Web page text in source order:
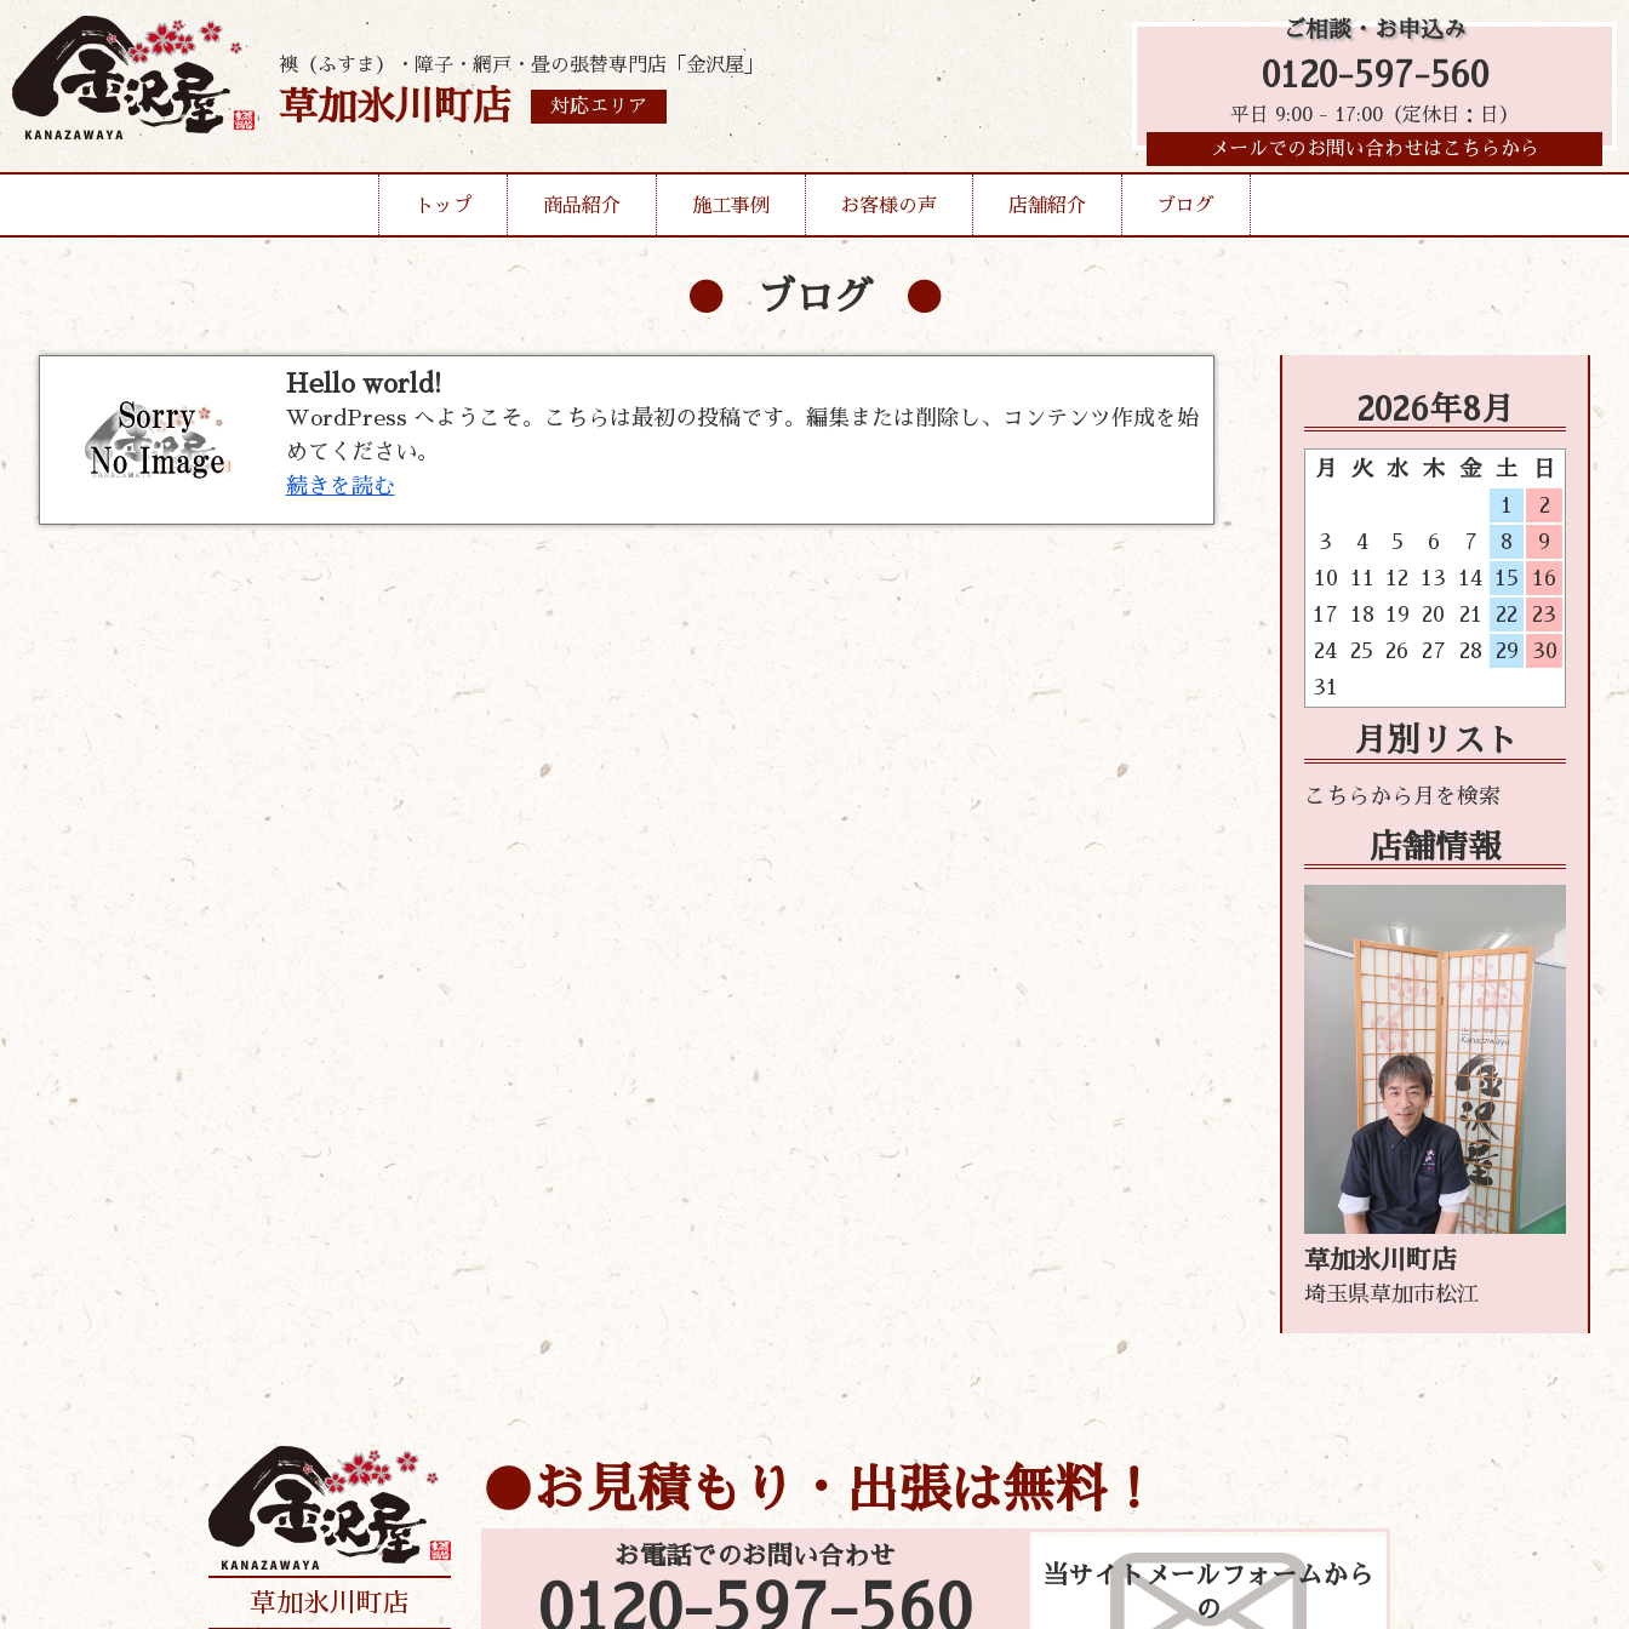
襖（ふすま）・障子・網戸・畳の張替専門店「金沢屋」
草加氷川町店 対応エリア
ご相談・お申込み
0120-597-560
平日 9:00 - 17:00（定休日：日）
メールでのお問い合わせはこちらから
トップ 商品紹介 施工事例 お客様の声 店舗紹介 ブログ
ブログ
Hello world!
WordPress へようこそ。こちらは最初の投稿です。編集または削除し、コンテンツ作成を始
めてください。
続きを読む
2026年8月
月 火 水 木 金 土
日
1
2
3
4 5 6 7 8
9
10
11 12 13 14 15
16
17
18 19 20 21 22
23
24
25 26 27 28 29
30
31
月別リスト
店舗情報
草加氷川町店
埼玉県草加市松江
草加氷川町店
お見積もり・出張は無料！
お電話でのお問い合わせ
0120-597-560
当サイトメールフォームから
の